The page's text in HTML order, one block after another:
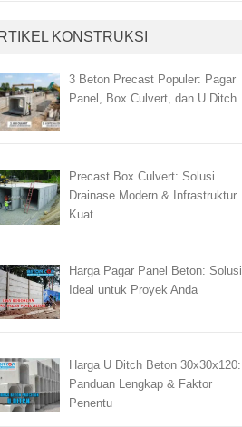
KONSTRUKSI
3 Beton Precast Populer: Pagar
Panel, Box Culvert, dan U Ditch
Precast Box Culvert: Solusi
Drainase Modern & Infrastruktur
Kuat
Harga Pagar Panel Beton: Solusi
Ideal untuk Proyek Anda
Harga U Ditch Beton 30x30x120:
Panduan Lengkap & Faktor
Penentu